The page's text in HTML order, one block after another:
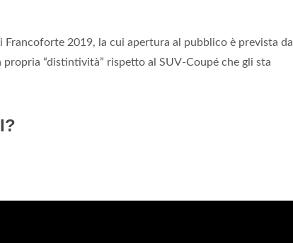
2019, la cui apertura al pubblico è prevista dal
“distintività” rispetto al SUV-Coupé che gli sta